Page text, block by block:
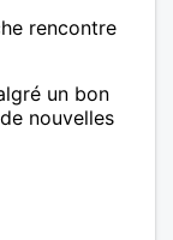
rencontre
un bon
nouvelles